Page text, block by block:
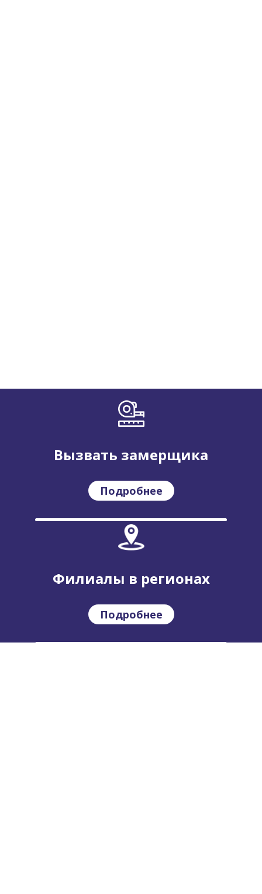
Вызвать замерщика
Подробнее
Филиалы в регионах
Подробнее